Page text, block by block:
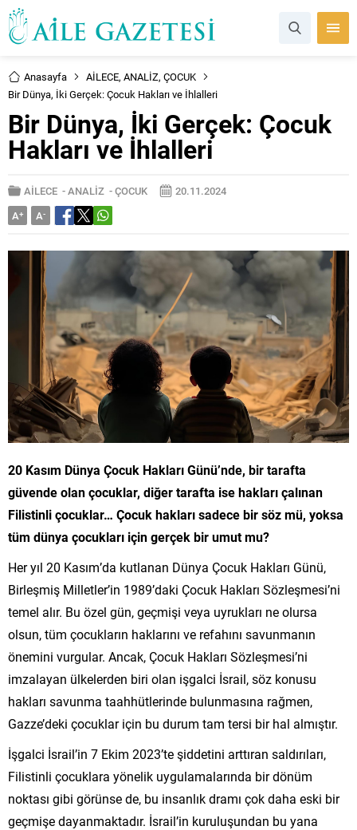
Anasayfa AİLECE, ANALİZ, ÇOCUK
Bir Dünya, İki Gerçek: Çocuk Hakları ve İhlalleri
Bir Dünya, İki Gerçek: Çocuk
Hakları ve İhlalleri
AİLECE -ANALİZ -ÇOCUK
20.11.2024
A+ A-
20 Kasım Dünya Çocuk Hakları Günü’nde, bir tarafta
güvende olan çocuklar, diğer tarafta ise hakları çalınan
Filistinli çocuklar… Çocuk hakları sadece bir söz mü, yoksa
tüm dünya çocukları için gerçek bir umut mu?
Her yıl 20 Kasım’da kutlanan Dünya Çocuk Hakları Günü,
Birleşmiş Milletler’in 1989’daki Çocuk Hakları Sözleşmesi’ni
temel alır. Bu özel gün, geçmişi veya uyrukları ne olursa
olsun, tüm çocukların haklarını ve refahını savunmanın
önemini vurgular. Ancak, Çocuk Hakları Sözleşmesi’ni
imzalayan ülkelerden biri olan işgalci İsrail, söz konusu
hakları savunma taahhütlerinde bulunmasına rağmen,
Gazze’deki çocuklar için bu durum tam tersi bir hal almıştır.
İşgalci İsrail’in 7 Ekim 2023’te şiddetini arttıran saldırıları,
Filistinli çocuklara yönelik uygulamalarında bir dönüm
noktası gibi görünse de, bu insanlık dramı çok daha eski bir
geçmişe dayanmaktadır. İsrail’in kuruluşundan bu yana